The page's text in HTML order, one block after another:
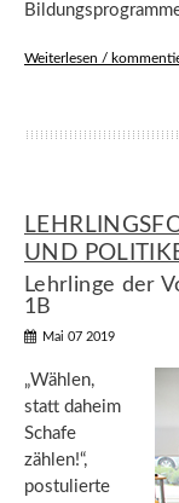
Weiterlesen /
UND
Lehrlinge der
1B
Mai 07 2019
„Wählen,
statt daheim
Schafe
zählen!“,
postulierte